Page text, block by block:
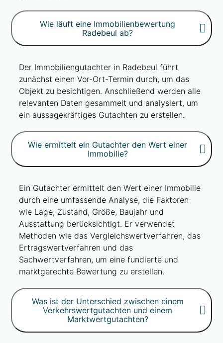
Wie läuft eine Immobilienbewertung
Radebeul ab?
Der Immobiliengutachter in Radebeul führt
zunächst einen Vor-Ort-Termin durch, um das
Objekt zu besichtigen. Anschließend werden alle
relevanten Daten gesammelt und analysiert, um
ein aussagekräftiges Gutachten zu erstellen.
Wie ermittelt ein Gutachter den Wert einer
Immobilie?
Ein Gutachter ermittelt den Wert einer Immobilie
durch eine umfassende Analyse, die Faktoren
wie Lage, Zustand, Größe, Baujahr und
Ausstattung berücksichtigt. Er verwendet
Methoden wie das Vergleichswertverfahren, das
Ertragswertverfahren und das
Sachwertverfahren, um eine fundierte und
marktgerechte Bewertung zu erstellen.
Was ist der Unterschied zwischen einem
Verkehrswertgutachten und einem
Marktwertgutachten?